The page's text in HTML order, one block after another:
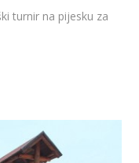
turnir na pijesku za